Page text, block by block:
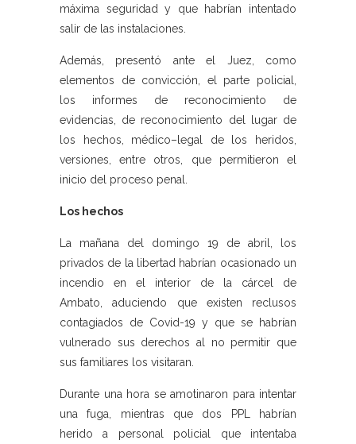
máxima seguridad y que habrían intentado
salir de las instalaciones.
Además, presentó ante el Juez, como
elementos de convicción, el parte policial,
los informes de reconocimiento de
evidencias, de reconocimiento del lugar de
los hechos, médico–legal de los heridos,
versiones, entre otros, que permitieron el
inicio del proceso penal.
Los hechos
La mañana del domingo 19 de abril, los
privados de la libertad habrían ocasionado un
incendio en el interior de la cárcel de
Ambato, aduciendo que existen reclusos
contagiados de Covid-19 y que se habrían
vulnerado sus derechos al no permitir que
sus familiares los visitaran.
Durante una hora se amotinaron para intentar
una fuga, mientras que dos PPL habrían
herido a personal policial que intentaba